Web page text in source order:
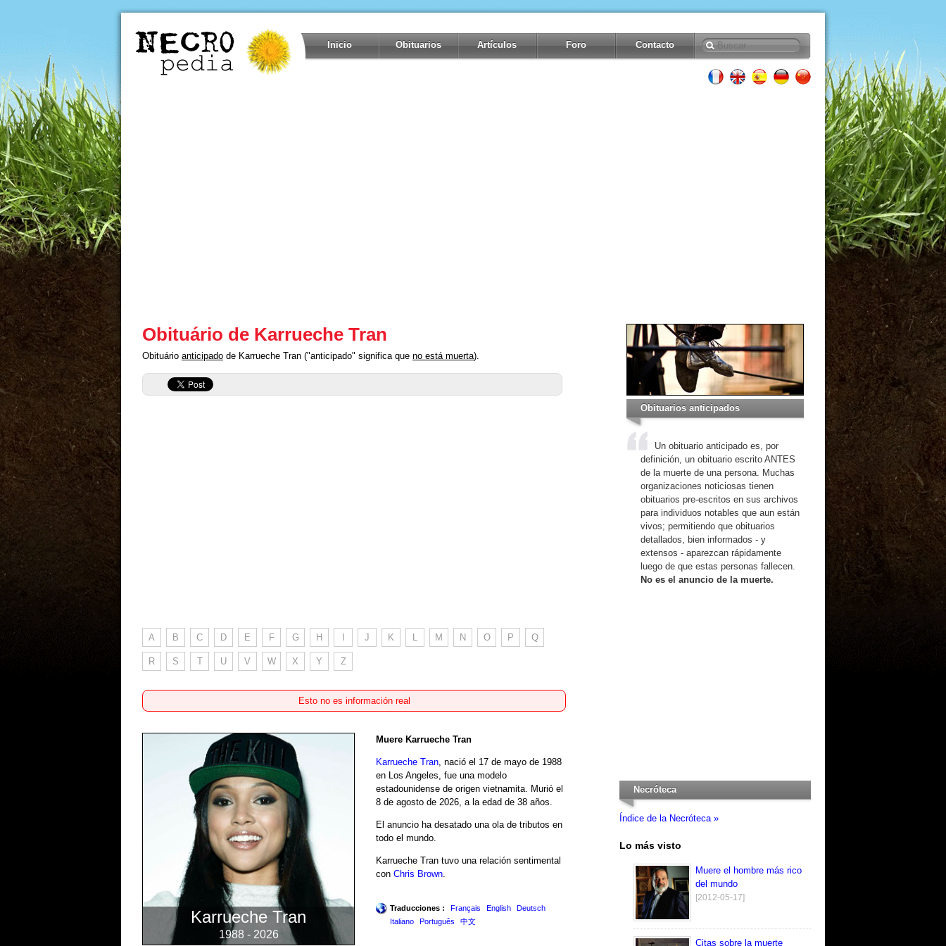
Inicio Obituarios Artículos Foro Contacto
Obituário de Karrueche Tran
Obituário anticipado de Karrueche Tran ("anticipado" significa que no está muerta).
A B C D E F G H J K L M N O P Q
R S T U V W X Y Z
Esto no es información real
Karrueche Tran
1988 - 2026
Muere Karrueche Tran
Karrueche Tran , nació el 17 de mayo de 1988
en Los Angeles, fue una modelo
estadounidense de origen vietnamita. Murió el
8 de agosto de 2026, a la edad de 38 años.
El anuncio ha desatado una ola de tributos en
todo el mundo.
Karrueche Tran tuvo una relación sentimental
con Chris Brown
Traducciones : Français English
Deutsch
Italiano
Português 中文
Obituarios anticipados
Un obituario anticipado es, por
definición, un obituario escrito ANTES
de la muerte de una persona. Muchas
organizaciones noticiosas tienen
obituarios pre-escritos en sus archivos
para individuos notables que aun están
vivos; permitiendo que obituarios
detallados, bien informados - y
extensos - aparezcan rápidamente
luego de que estas personas fallecen.
No es el anuncio de la muerte.
Necróteca
Índice de la Necróteca »
Lo más visto
Muere el hombre más rico
del mundo
[2012-05-17]
Citas sobre la muerte